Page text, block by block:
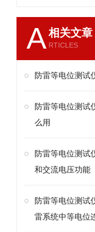
A相关文章
RTICLES
防雷等电位测
防雷等电位测试
么用
防雷等电位测试
和交流电压功能
防雷等电位测试
雷系统中等电位